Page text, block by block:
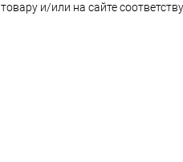
товару и/или на сайте